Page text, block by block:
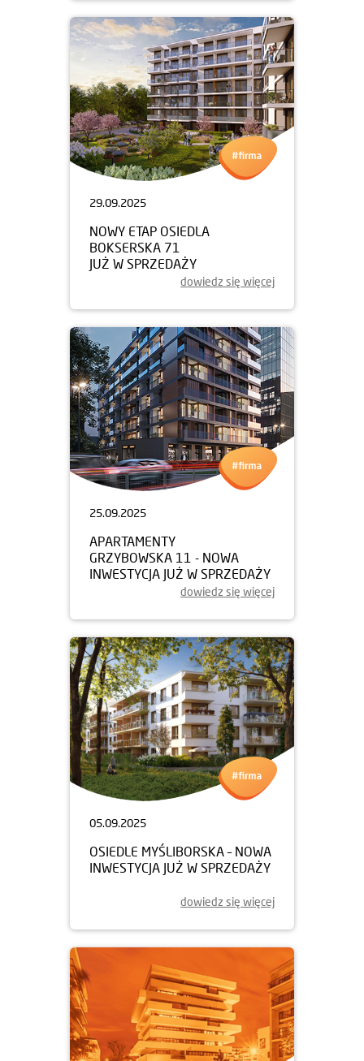
29.09.2025
NOWY ETAP OSIEDLA
BOKSERSKA 71
JUŻ W SPRZEDAŻY
dowiedz się więcej
25.09.2025
APARTAMENTY
GRZYBOWSKA 11 - NOWA
INWESTYCJA JUŻ W SPRZEDAŻY
dowiedz się więcej
05.09.2025
OSIEDLE MYŚLIBORSKA – NOWA
INWESTYCJA JUŻ W SPRZEDAŻY
dowiedz się więcej